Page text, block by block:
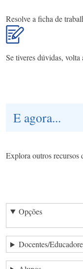
Resolve a ficha de
Se tiveres dúvidas,
E agora...
Explora outros recursos
Opções
Docentes/